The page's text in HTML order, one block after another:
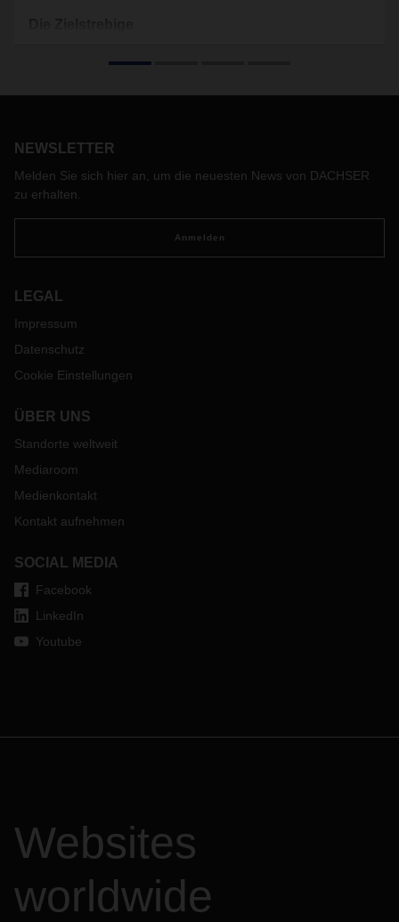
Frauen sind.
NEWSLETTER
Melden Sie sich hier an, um die neuesten News von DACHSER
zu erhalten.
Anmelden
LEGAL
Impressum
Datenschutz
Cookie Einstellungen
ÜBER UNS
Standorte weltweit
Mediaroom
Medienkontakt
Kontakt aufnehmen
SOCIAL MEDIA
Facebook
LinkedIn
Youtube
Websites
worldwide